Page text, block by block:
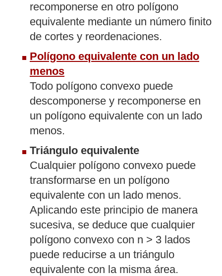
recomponerse en otro polígono
equivalente mediante un número finito
de cortes y reordenaciones.
Polígono equivalente con un lado
menos
Todo polígono convexo puede
descomponerse y recomponerse en
un polígono equivalente con un lado
menos.
Triángulo equivalente
Cualquier polígono convexo puede
transformarse en un polígono
equivalente con un lado menos.
Aplicando este principio de manera
sucesiva, se deduce que cualquier
polígono convexo con n > 3 lados
puede reducirse a un triángulo
equivalente con la misma área.